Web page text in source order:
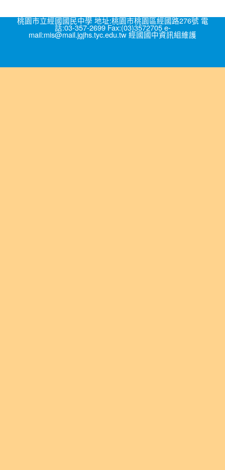
桃園市立經國國民中學 地址:桃園市桃園區經國路276號 電
話:03-357-2699 Fax:(03)3572705 e-
mail:mis@mail.jgjhs.tyc.edu.tw 經國國中資訊組維護